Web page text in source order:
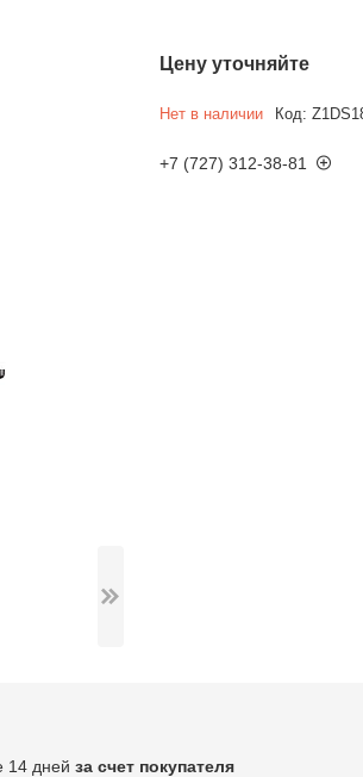
Цену уточняйте
Нет в наличии Код:
+7 (727) 312-38-81
14 дней за счет покупателя